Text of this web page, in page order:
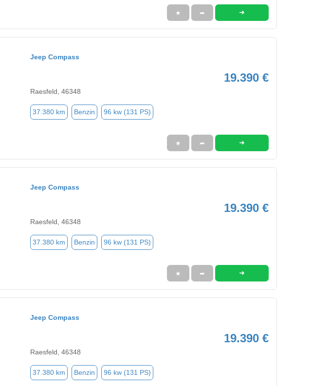
★ ➦ ➜
Jeep Compass
19.390 €
Raesfeld, 46348
37.380 km Benzin 96 kw (131 PS)
★ ➦ ➜
Jeep Compass
19.390 €
Raesfeld, 46348
37.380 km Benzin 96 kw (131 PS)
★ ➦ ➜
Jeep Compass
19.390 €
Raesfeld, 46348
37.380 km Benzin 96 kw (131 PS)